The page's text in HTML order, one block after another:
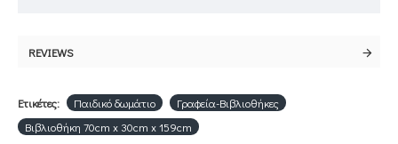
REVIEWS
Ετικέτες: Παιδικό δωμάτιο
Γραφεία-Βιβλιοθήκες
Βιβλιοθήκη 70cm x 30cm x 159cm